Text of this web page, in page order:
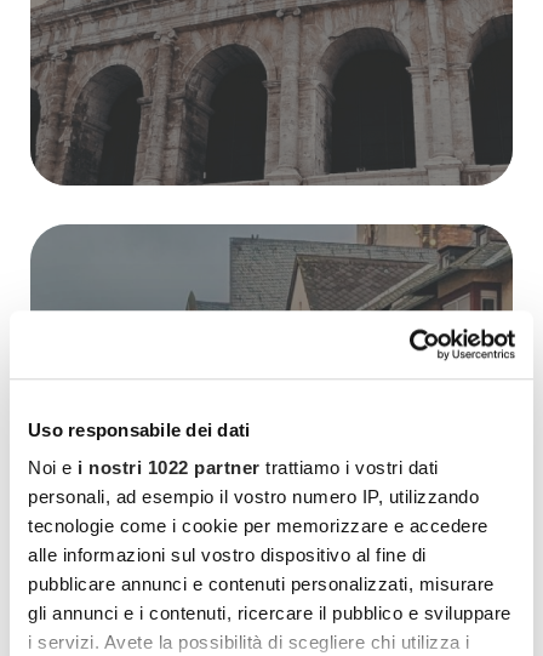
Uso responsabile dei dati
Noi e i nostri 1022 partner trattiamo i vostri dati
personali, ad esempio il vostro numero IP, utilizzando
tecnologie come i cookie per memorizzare e accedere
alle informazioni sul vostro dispositivo al fine di
pubblicare annunci e contenuti personalizzati, misurare
gli annunci e i contenuti, ricercare il pubblico e sviluppare
i servizi. Avete la possibilità di scegliere chi utilizza i
La magia del Natale sul Reno
1.890,00€